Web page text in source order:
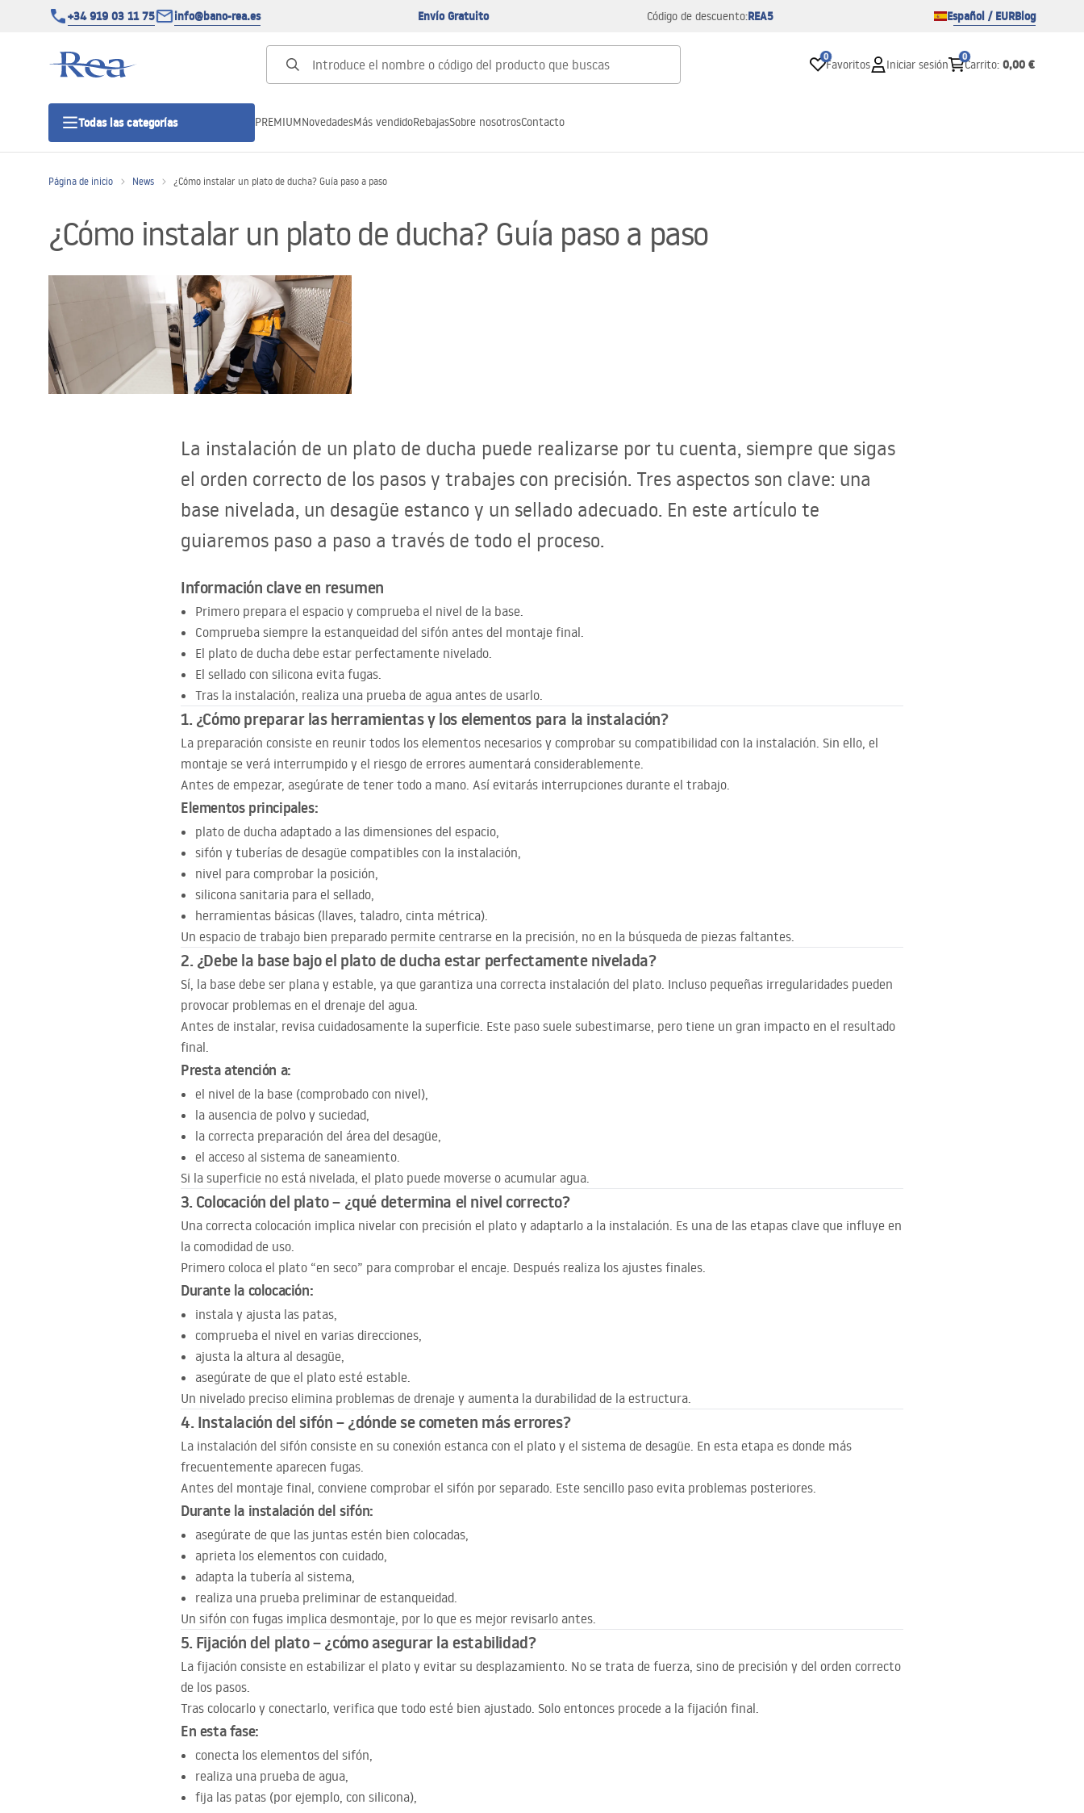
+34 919 03 11 75 info@bano-rea.es Envío Gratuito Código de descuento:REA5 Español / EURBlog
0
Favoritos Iniciar sesión
0
Carrito: 0,00 €
Todas las categorías
Puertas de ducha
Platos de ducha
Drenajes lineales
Inodoro, Bidé
Bañeras y mamparas
Accesorios de baño
PREMIUMNovedadesMás vendidoRebajasSobre nosotrosContacto
Página de inicio News ¿Cómo instalar un plato de ducha? Guía paso a paso
¿Cómo instalar un plato de ducha? Guía paso a paso
La instalación de un plato de ducha puede realizarse por tu cuenta, siempre que sigas
el orden correcto de los pasos y trabajes con precisión. Tres aspectos son clave: una
base nivelada, un desagüe estanco y un sellado adecuado. En este artículo te
guiaremos paso a paso a través de todo el proceso.
Información clave en resumen
Primero prepara el espacio y comprueba el nivel de la base.
Comprueba siempre la estanqueidad del sifón antes del montaje final.
El plato de ducha debe estar perfectamente nivelado.
El sellado con silicona evita fugas.
Tras la instalación, realiza una prueba de agua antes de usarlo.
1. ¿Cómo preparar las herramientas y los elementos para la instalación?
La preparación consiste en reunir todos los elementos necesarios y comprobar su compatibilidad con la instalación. Sin ello, el
montaje se verá interrumpido y el riesgo de errores aumentará considerablemente.
Antes de empezar, asegúrate de tener todo a mano. Así evitarás interrupciones durante el trabajo.
Elementos principales:
plato de ducha adaptado a las dimensiones del espacio,
sifón y tuberías de desagüe compatibles con la instalación,
nivel para comprobar la posición,
silicona sanitaria para el sellado,
herramientas básicas (llaves, taladro, cinta métrica).
Un espacio de trabajo bien preparado permite centrarse en la precisión, no en la búsqueda de piezas faltantes.
2. ¿Debe la base bajo el plato de ducha estar perfectamente nivelada?
Sí, la base debe ser plana y estable, ya que garantiza una correcta instalación del plato. Incluso pequeñas irregularidades pueden
provocar problemas en el drenaje del agua.
Antes de instalar, revisa cuidadosamente la superficie. Este paso suele subestimarse, pero tiene un gran impacto en el resultado
final.
Presta atención a:
el nivel de la base (comprobado con nivel),
la ausencia de polvo y suciedad,
la correcta preparación del área del desagüe,
el acceso al sistema de saneamiento.
Si la superficie no está nivelada, el plato puede moverse o acumular agua.
3. Colocación del plato – ¿qué determina el nivel correcto?
Una correcta colocación implica nivelar con precisión el plato y adaptarlo a la instalación. Es una de las etapas clave que influye en
la comodidad de uso.
Primero coloca el plato “en seco” para comprobar el encaje. Después realiza los ajustes finales.
Durante la colocación:
instala y ajusta las patas,
comprueba el nivel en varias direcciones,
ajusta la altura al desagüe,
asegúrate de que el plato esté estable.
Un nivelado preciso elimina problemas de drenaje y aumenta la durabilidad de la estructura.
4. Instalación del sifón – ¿dónde se cometen más errores?
La instalación del sifón consiste en su conexión estanca con el plato y el sistema de desagüe. En esta etapa es donde más
frecuentemente aparecen fugas.
Antes del montaje final, conviene comprobar el sifón por separado. Este sencillo paso evita problemas posteriores.
Durante la instalación del sifón:
asegúrate de que las juntas estén bien colocadas,
aprieta los elementos con cuidado,
adapta la tubería al sistema,
realiza una prueba preliminar de estanqueidad.
Un sifón con fugas implica desmontaje, por lo que es mejor revisarlo antes.
5. Fijación del plato – ¿cómo asegurar la estabilidad?
La fijación consiste en estabilizar el plato y evitar su desplazamiento. No se trata de fuerza, sino de precisión y del orden correcto
de los pasos.
Tras colocarlo y conectarlo, verifica que todo esté bien ajustado. Solo entonces procede a la fijación final.
En esta fase:
conecta los elementos del sifón,
realiza una prueba de agua,
fija las patas (por ejemplo, con silicona),